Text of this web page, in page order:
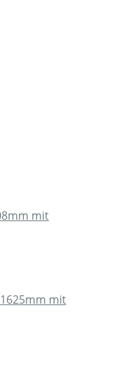
mit